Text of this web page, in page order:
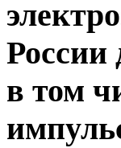
России
в том